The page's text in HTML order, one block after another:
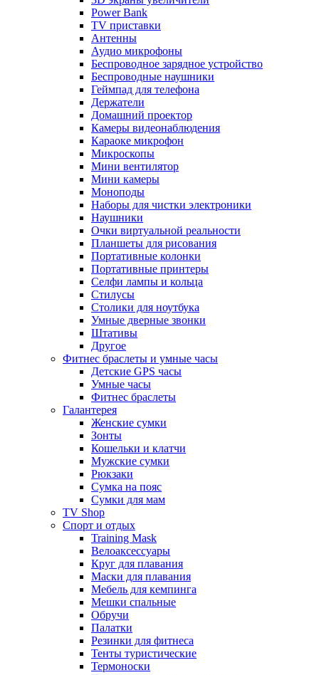
Power Bank
TV приставки
Антенны
Аудио микрофоны
Беспроводное зарядное устройство
Беспроводные наушники
Геймпад для телефона
Держатели
Домашний проектор
Камеры видеонаблюдения
Караоке микрофон
Микроскопы
Мини вентилятор
Мини камеры
Моноподы
Наборы для чистки электроники
Наушники
Очки виртуальной реальности
Планшеты для рисования
Портативные колонки
Портативные принтеры
Селфи лампы и кольца
Стилусы
Столики для ноутбука
Умные дверные звонки
Штативы
Другое
Фитнес браслеты и умные часы
Детские GPS часы
Умные часы
Фитнес браслеты
Галантерея
Женские сумки
Зонты
Кошельки и клатчи
Мужские сумки
Рюкзаки
Сумка на пояс
Сумки для мам
TV Shop
Спорт и отдых
Training Mask
Велоаксессуары
Круг для плавания
Маски для плавания
Мебель для кемпинга
Мешки спальные
Обручи
Палатки
Резинки для фитнеса
Тенты туристические
Термоноски